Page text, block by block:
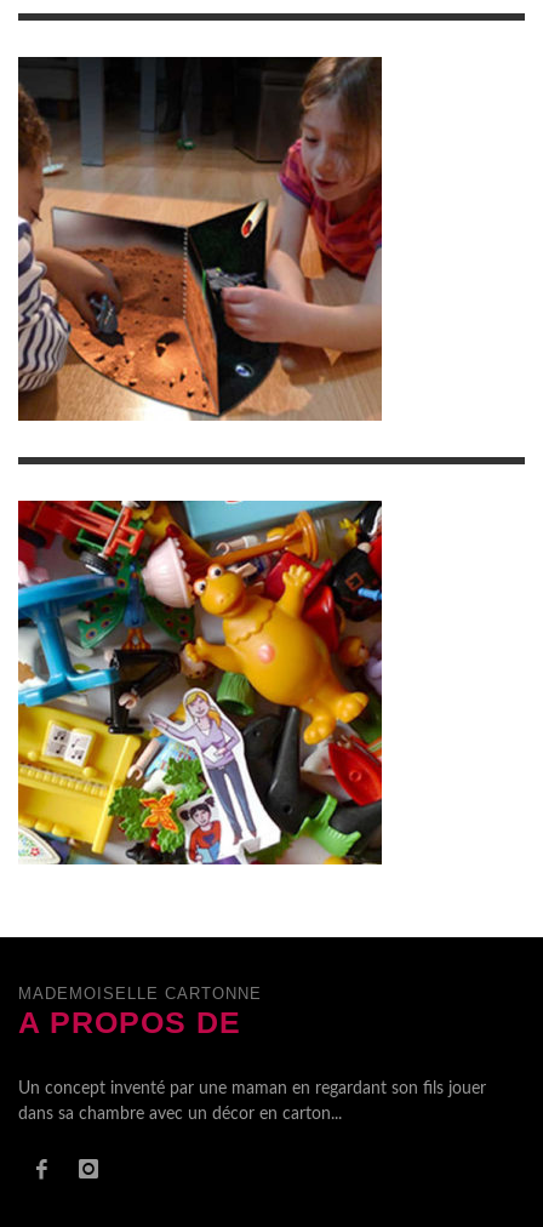
MADEMOISELLE CARTONNE
A PROPOS DE
Un concept inventé par une maman en regardant son fils jouer
dans sa chambre avec un décor en carton...